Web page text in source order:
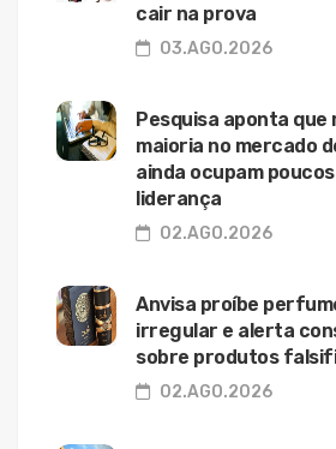
cair na prova
03.AGO.2026
Pesquisa aponta que
maioria no mercado
ainda ocupam
liderança
02.AGO.2026
Anvisa proíbe
irregular e alerta
sobre produtos
02.AGO.2026